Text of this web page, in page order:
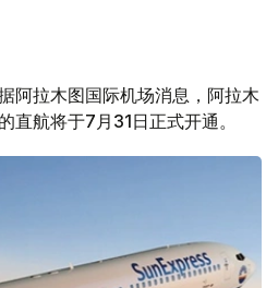
阿拉木图国际机场消息，阿拉木
直航将于7月31日正式开通。